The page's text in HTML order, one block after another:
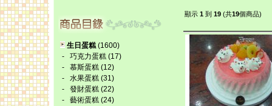
生日蛋糕(1600)
- 巧克力蛋糕(17)
- 慕斯蛋糕(12)
- 水果蛋糕(31)
- 發財蛋糕(22)
- 藝術蛋糕(24)
顯示 1到 19(共19個商品)